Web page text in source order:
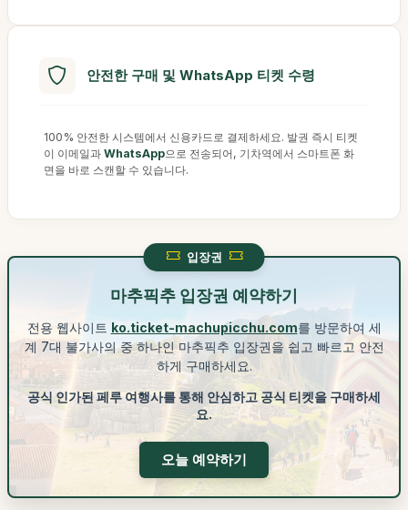
안전한 구매 및 WhatsApp 티켓 수령
100% 안전한 시스템에서 신용카드로 결제하세요. 발권 즉시 티켓
이 이메일과 WhatsApp으로 전송되어, 기차역에서 스마트폰 화
면을 바로 스캔할 수 있습니다.
입장권
마추픽추 입장권 예약하기
전용 웹사이트 ko.ticket-machupicchu.com를 방문하여 세
계 7대 불가사의 중 하나인 마추픽추 입장권을 쉽고 빠르고 안전
하게 구매하세요.
공식 인가된 페루 여행사를 통해 안심하고 공식 티켓을 구매하세
요.
오늘 예약하기